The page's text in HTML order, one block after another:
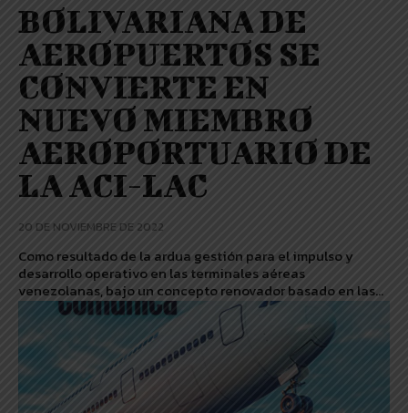
BOLIVARIANA DE
AEROPUERTOS SE
CONVIERTE EN
NUEVO MIEMBRO
AEROPORTUARIO DE
LA ACI-LAC
20 DE NOVIEMBRE DE 2022
Como resultado de la ardua gestión para el impulso y
desarrollo operativo en las terminales aéreas
venezolanas, bajo un concepto renovador basado en las...